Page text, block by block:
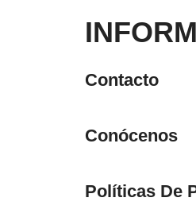
Contacto
Conócenos
Políticas De